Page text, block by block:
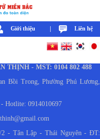
Giới thiệu Liên hệ
THỊNH - MST: 0104 802 488
Bồi Trong, Phường Phú Lương,
Hotlite: 0914010697
2 - Tân Lập - Thái Nguyên - ĐT: